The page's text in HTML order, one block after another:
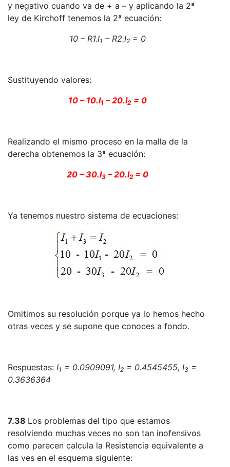
y negativo cuando va de + a – y aplicando la 2ª
ley de Kirchoff tenemos la 2ª ecuación:
10 – R1.I1 – R2.I2= 0
Sustituyendo valores:
10 – 10.I1– 20.I2= 0
Realizando el mismo proceso en la malla de la
derecha obtenemos la 3ª ecuación:
20 – 30.I3– 20.I2 = 0
Ya tenemos nuestro sistema de ecuaciones:
Omitimos su resolución porque ya lo hemos hecho
otras veces y se supone que conoces a fondo.
Respuestas: I1 = 0.0909091, I2 = 0.4545455, I3 =
0.3636364
7.38 Los problemas del tipo que estamos
resolviendo muchas veces no son tan inofensivos
como parecen calcula la Resistencia equivalente a
las ves en el esquema siguiente: